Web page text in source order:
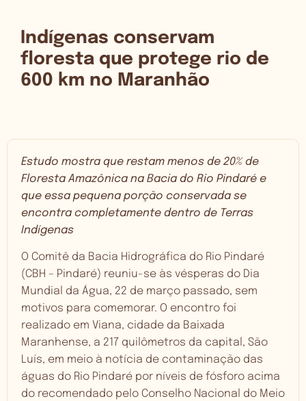
Indígenas conservam
floresta que protege rio de
600 km no Maranhão
Estudo mostra que restam menos de 20% de
Floresta Amazônica na Bacia do Rio Pindaré e
que essa pequena porção conservada se
encontra completamente dentro de Terras
Indígenas
O Comitê da Bacia Hidrográfica do Rio Pindaré
(CBH – Pindaré) reuniu-se às vésperas do Dia
Mundial da Água, 22 de março passado, sem
motivos para comemorar. O encontro foi
realizado em Viana, cidade da Baixada
Maranhense, a 217 quilômetros da capital, São
Luís, em meio à notícia de contaminação das
águas do Rio Pindaré por níveis de fósforo acima
do recomendado pelo Conselho Nacional do Meio